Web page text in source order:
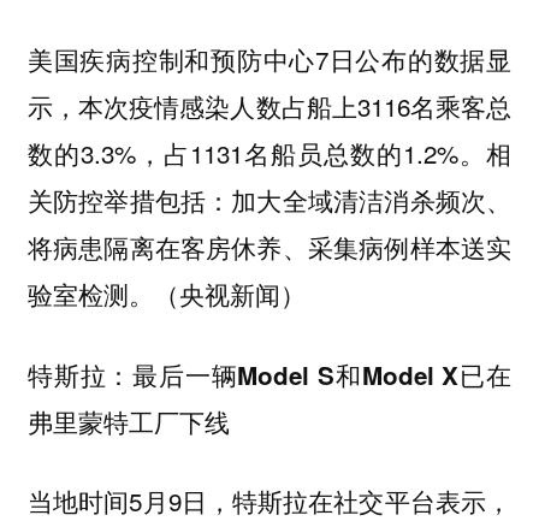
美国疾病控制和预防中心7日公布的数据显
示，本次疫情感染人数占船上3116名乘客总
数的3.3%，占1131名船员总数的1.2%。相
关防控举措包括：加大全域清洁消杀频次、
将病患隔离在客房休养、采集病例样本送实
验室检测。（央视新闻）
特斯拉：最后一辆Model S和Model X已在
弗里蒙特工厂下线
当地时间5月9日，特斯拉在社交平台表示，